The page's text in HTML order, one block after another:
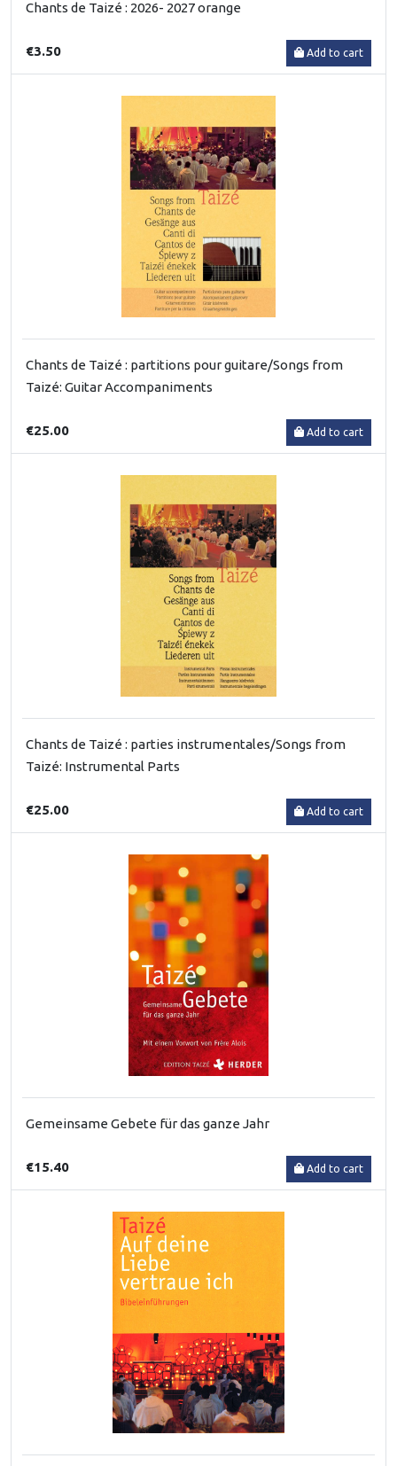
Chants de Taizé : 2026- 2027 orange
€3.50 Add to cart
Chants de Taizé : partitions pour guitare/Songs from
Taizé: Guitar Accompaniments
€25.00 Add to cart
Chants de Taizé : parties instrumentales/Songs from
Taizé: Instrumental Parts
€25.00 Add to cart
Gemeinsame Gebete für das ganze Jahr
€15.40 Add to cart